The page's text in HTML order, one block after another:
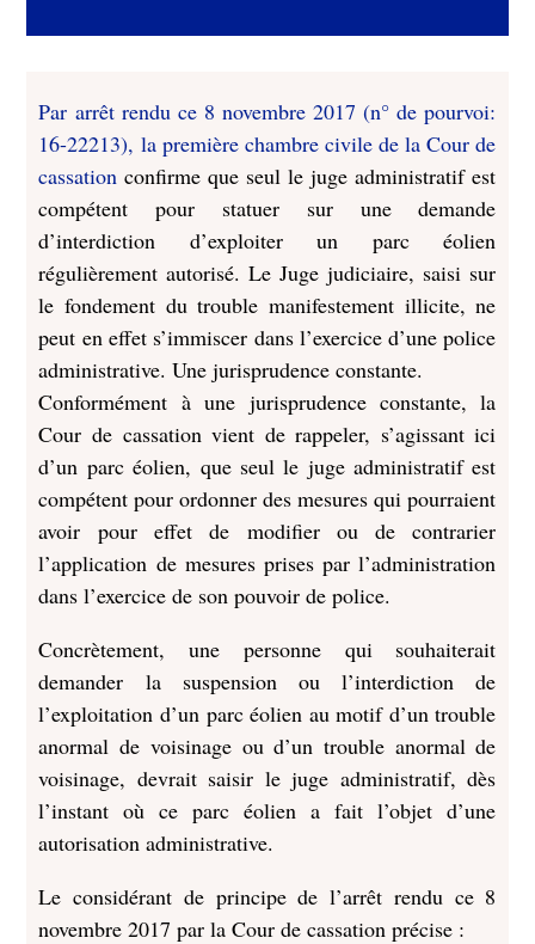
Par arrêt rendu ce 8 novembre 2017 (n° de pourvoi:
16-22213), la première chambre civile de la Cour de
cassation confirme que seul le juge administratif est
compétent pour statuer sur une demande
d’interdiction d’exploiter un parc éolien
régulièrement autorisé. Le Juge judiciaire, saisi sur
le fondement du trouble manifestement illicite, ne
peut en effet s’immiscer dans l’exercice d’une police
administrative. Une jurisprudence constante.
Conformément à une jurisprudence constante, la
Cour de cassation vient de rappeler, s’agissant ici
d’un parc éolien, que seul le juge administratif est
compétent pour ordonner des mesures qui pourraient
avoir pour effet de modifier ou de contrarier
l’application de mesures prises par l’administration
dans l’exercice de son pouvoir de police.
Concrètement, une personne qui souhaiterait
demander la suspension ou l’interdiction de
l’exploitation d’un parc éolien au motif d’un trouble
anormal de voisinage ou d’un trouble anormal de
voisinage, devrait saisir le juge administratif, dès
l’instant où ce parc éolien a fait l’objet d’une
autorisation administrative.
Le considérant de principe de l’arrêt rendu ce 8
novembre 2017 par la Cour de cassation précise :